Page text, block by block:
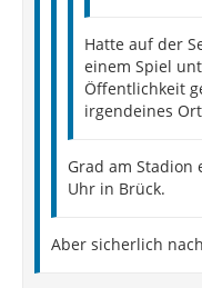
Hatte auf der
einem Spiel
Öffentlichkeit
irgendeines
Grad am Stadion
Uhr in Brück.
Aber sicherlich